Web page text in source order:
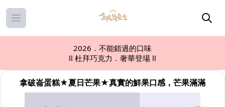
Open main menu
2026．不能錯過的口味
ll 杜拜巧克力．奢華登場 ll
拿破崙蛋糕★夏日芒果★真實的鮮果口感，芒果滿滿